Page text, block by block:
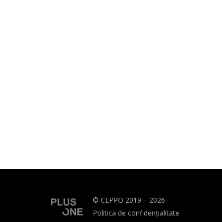
© CEPPO 2019 – 2026
Politica de confidențialitate